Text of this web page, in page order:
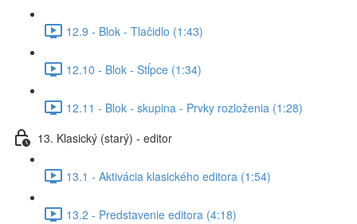
12.9 - Blok - Tlačidlo (1:43)
12.10 - Blok - Stĺpce (1:34)
12.11 - Blok - skupina - Prvky rozloženia (1:28)
13. Klasický (starý) - editor
13.1 - Aktivácia klasického editora (1:54)
13.2 - Predstavenie editora (4:18)